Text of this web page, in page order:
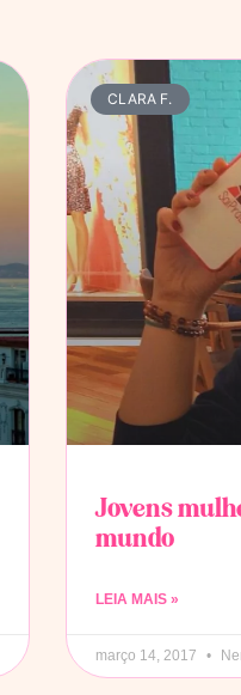
CLARA F.
Jovens
mundo
LEIA MAIS »
março 14, 2017